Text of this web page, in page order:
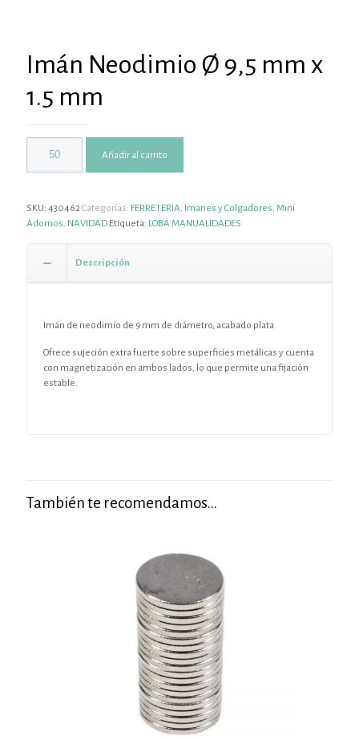
Imán Neodimio Ø 9,5 mm x
1.5 mm
Añadir al carrito
SKU: 430462Categorías: FERRETERIA, Imanes y Colgadores, Mini
Adornos, NAVIDAD Etiqueta: LOBA MANUALIDADES
Descripción
Imán de neodimio de 9 mm de diámetro, acabado plata
Ofrece sujeción extra fuerte sobre superficies metálicas y cuenta
con magnetización en ambos lados, lo que permite una fijación
estable.
También te recomendamos…